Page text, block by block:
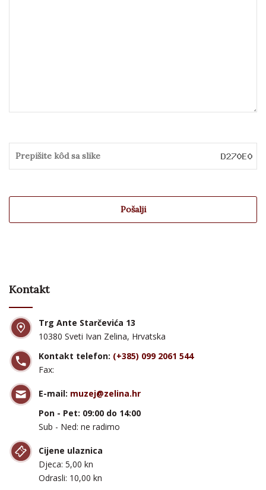
Pošalji
Kontakt
Trg Ante Starčevića 13
10380 Sveti Ivan Zelina, Hrvatska
Kontakt telefon: (+385) 099 2061 544
Fax:
E-mail: muzej@zelina.hr
Pon - Pet: 09:00 do 14:00
Sub - Ned: ne radimo
Cijene ulaznica
Djeca: 5,00 kn
Odrasli: 10,00 kn